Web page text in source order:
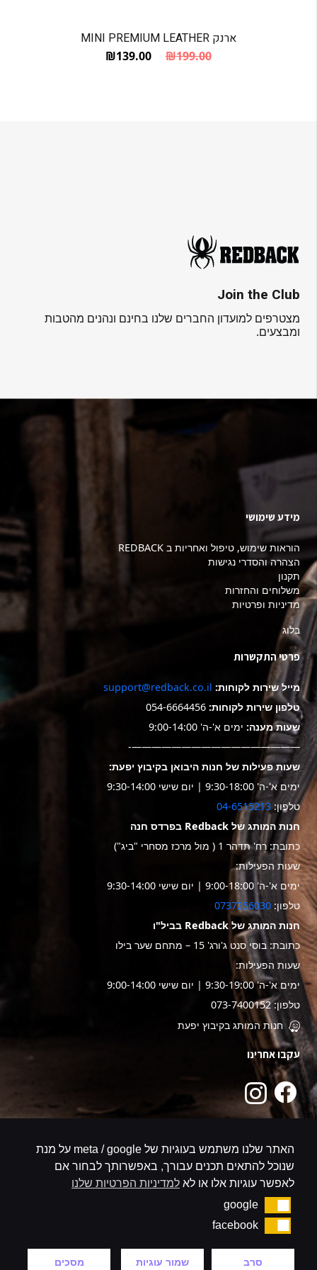
ארנק MINI PREMIUM LEATHER
₪199.00 המחיר המקורי היה: ₪199.00.
₪139.00
המחיר הנוכחי הוא: ₪139.00.
Join the Club
מצטרפים למועדון החברים שלנו בחינם ונהנים מהטבות
ומבצעים.
מידע שימושי
הוראות שימוש, טיפול ואחריות ב REDBACK
הצהרה והסדרי נגישות
תקנון
משלוחים והחזרות
מדיניות ופרטיות
בלוג
פרטי התקשרות
מייל שירות לקוחות: support@redback.co.il
טלפון שירות לקוחות: 054-6664456
שעות מענה: ימים א'-ה' 9:00-14:00
—————————————————-
שעות פעילות של חנות היבואן בקיבוץ יפעת:
ימים א'-ה' 9:30-18:00 | יום שישי 9:30-14:00
טלפון: 04-6515213
חנות המותג של Redback בפרדס חנה
כתובת: רח' תדהר 1 ( מול מרכז מסחרי "ביג")
שעות הפעילות:
ימים א'-ה' 9:00-18:00 | יום שישי 9:30-14:00
טלפון: 0737256030
חנות המותג של Redback בביל"ו
כתובת: בוסי סנט ג'ורג' 15 – מתחם שער בילו
שעות הפעילות:
ימים א'-ה' 9:30-19:00 | יום שישי 9:00-14:00
טלפון: 073-7400152
חנות המותג בקיבוץ יפעת
עקבו אחרינו
קניה באתר מאובטח
האתר שלנו משתמש בעוגיות של meta / google על מנת
שנוכל להתאים תכנים עבורך, באפשרותך לבחור אם
לאפשר עוגיות אלו או לא למדיניות הפרטיות שלנו
google
google
facebook
facebook
סרב שמור עוגיות מסכים